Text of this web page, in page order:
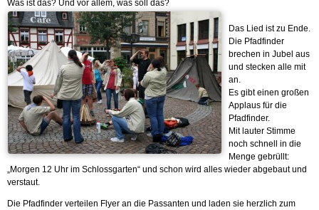
Was ist das? Und vor allem, was soll das?
Das Lied ist zu Ende.
Die Pfadfinder
brechen in Jubel aus
und stecken alle mit
an.
Es gibt einen großen
Applaus für die
Pfadfinder.
Mit lauter Stimme
noch schnell in die
Menge gebrüllt:
„Morgen 12 Uhr im Schlossgarten“ und schon wird alles wieder abgebaut und
verstaut.
Die Pfadfinder verteilen Flyer an die Passanten und laden sie herzlich zum